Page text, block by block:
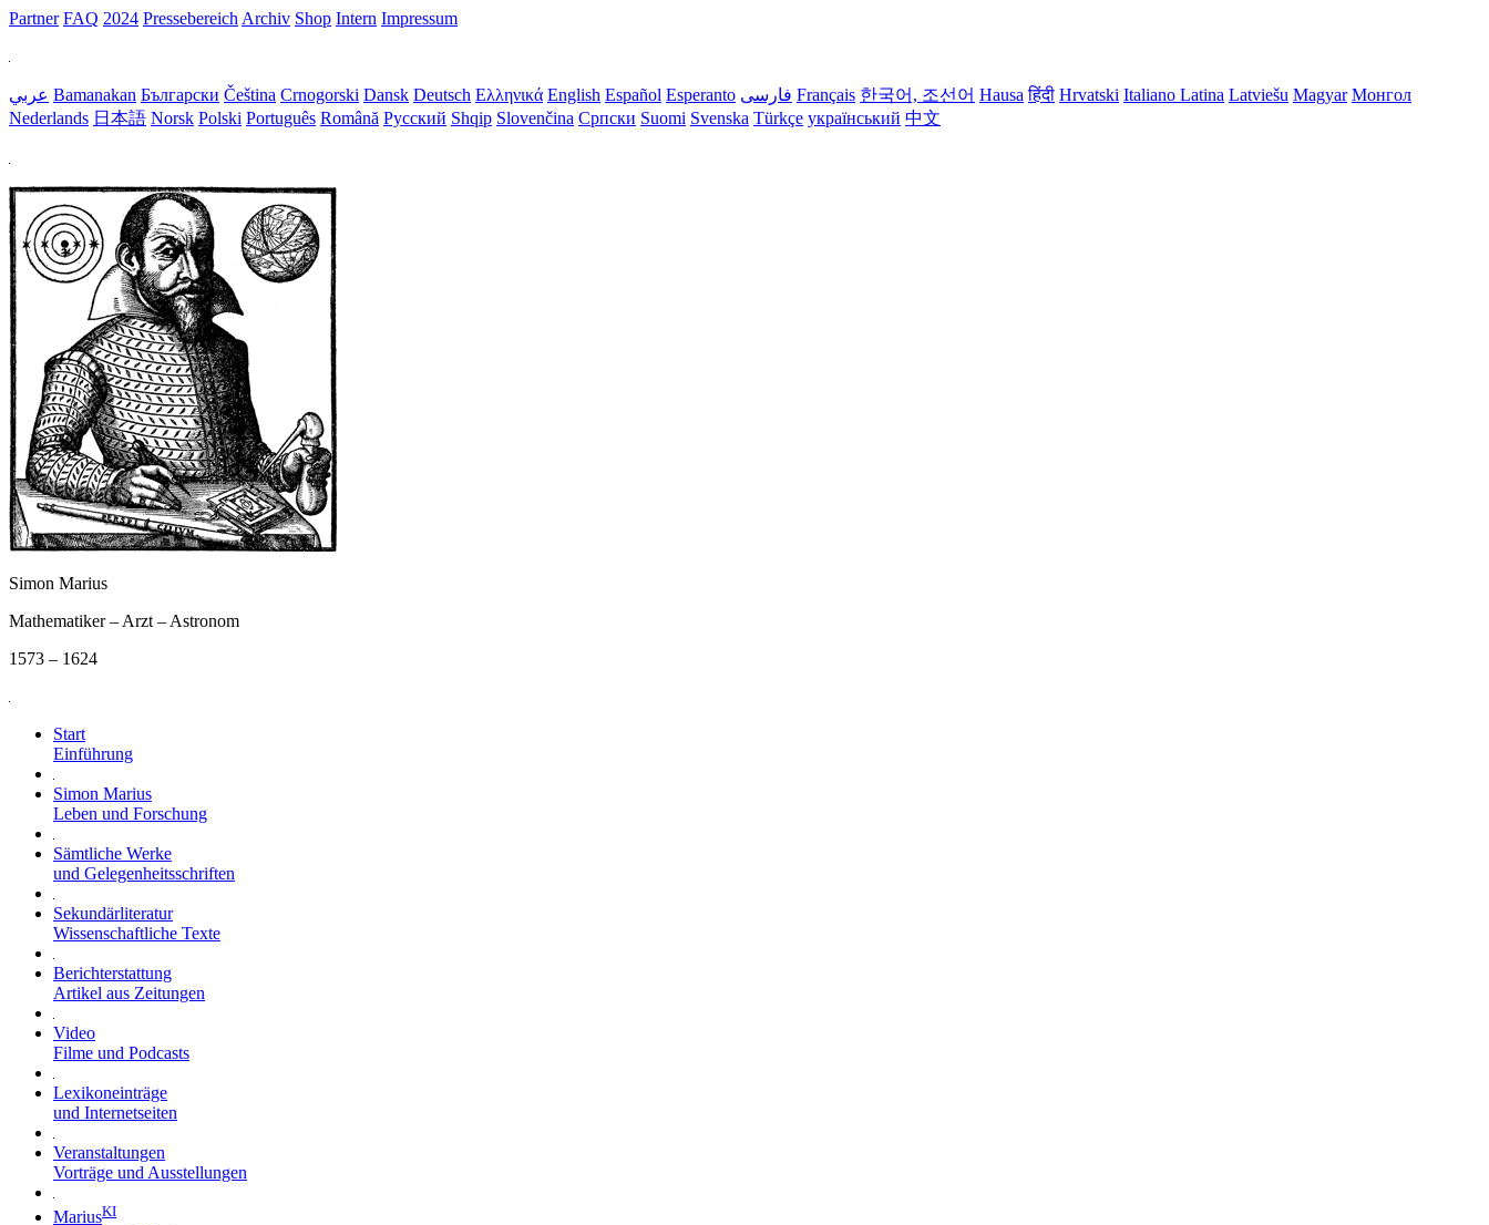
Partner FAQ 2024 Pressebereich Archiv Shop Intern Impressum
عربي Bamanakan Български Čeština Crnogorski Dansk Deutsch Ελληνικά English Español Esperanto فارسی Français 한국어, 조선어 Hausa हिंदी Hrvatski Italiano Latina Latviešu Magyar Монгол
Nederlands 日本語 Norsk Polski Português Română Русский Shqip Slovenčina Српски Suomi Svenska Türkçe український 中文
Simon Marius
Mathematiker – Arzt – Astronom
1573 – 1624
Start
Einführung
Simon Marius
Leben und Forschung
Sämtliche Werke
und Gelegenheitsschriften
Sekundärliteratur
Wissenschaftliche Texte
Berichterstattung
Artikel aus Zeitungen
Video
Filme und Podcasts
Lexikoneinträge
und Internetseiten
Veranstaltungen
Vorträge und Ausstellungen
MariusKI